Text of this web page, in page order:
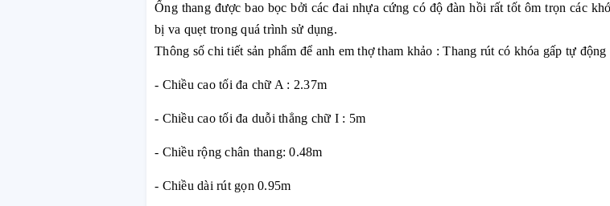
Ống thang được bao bọc bởi các đai nhựa cứng có độ đàn hồi rất tốt ôm trọn các
bị va quẹt trong quá trình sử dụng.
Thông số chi tiết sản phẩm để anh em thợ tham khảo : Thang rút có khóa gấp tự động
- Chiều cao tối đa chữ A : 2.37m
- Chiều cao tối đa duỗi thẳng chữ I : 5m
- Chiều rộng chân thang: 0.48m
- Chiều dài rút gọn 0.95m